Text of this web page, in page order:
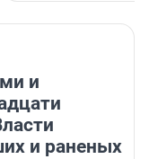
посетителям
и
и раненых